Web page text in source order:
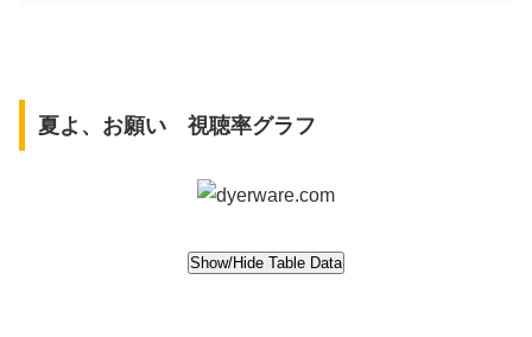
夏よ、お願い 視聴率グラフ